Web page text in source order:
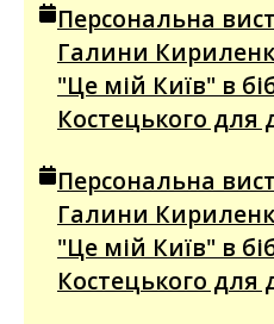
Персональна
Галини
"Це мій Київ" в
Костецького для
Персональна
Галини
"Це мій Київ" в
Костецького для